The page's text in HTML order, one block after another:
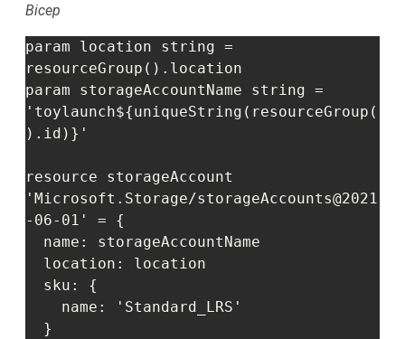
Bicep
param location string =
resourceGroup().location
param storageAccountName string =
'toylaunch${uniqueString(resourceGroup(
).id)}'
resource storageAccount
'Microsoft.Storage/storageAccounts@2021
-06-01' = {